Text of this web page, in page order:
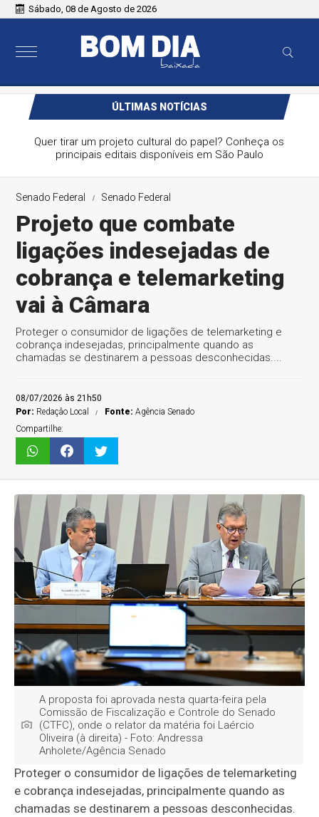
Sábado, 08 de Agosto de 2026
ÚLTIMAS NOTÍCIAS
Quer tirar um projeto cultural do papel? Conheça os
principais editais disponíveis em São Paulo
Senado Federal Senado Federal
Projeto que combate
ligações indesejadas de
cobrança e telemarketing
vai à Câmara
Proteger o consumidor de ligações de telemarketing e
cobrança indesejadas, principalmente quando as
chamadas se destinarem a pessoas desconhecidas....
08/07/2026 às 21h50
Por: Redaçâo Local Fonte:Agência Senado
Compartilhe:
A proposta foi aprovada nesta quarta-feira pela
Comissão de Fiscalização e Controle do Senado
(CTFC), onde o relator da matéria foi Laércio
Oliveira (à direita) - Foto: Andressa
Anholete/Agência Senado
Proteger o consumidor de ligações de telemarketing
e cobrança indesejadas, principalmente quando as
chamadas se destinarem a pessoas desconhecidas.